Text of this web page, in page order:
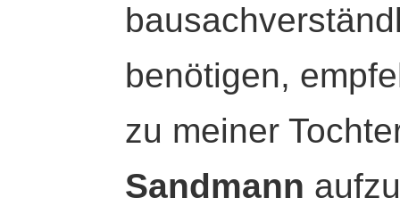
benötigen,
zu meiner
Sandmann